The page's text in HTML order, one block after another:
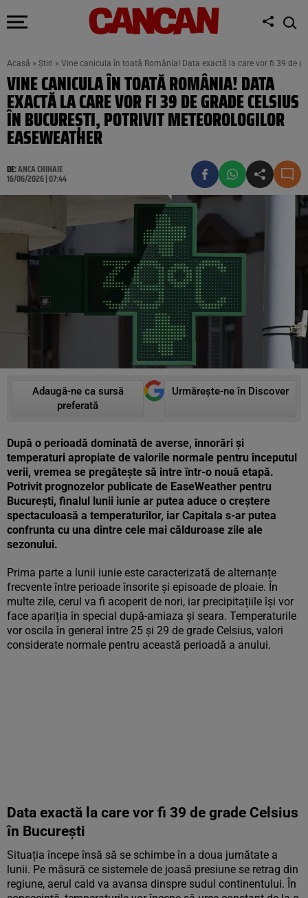
Acasă » Știri » Vine canicula în toată România! Data exactă la care vor fi 39 de
VINE CANICULA ÎN TOATĂ ROMÂNIA! DATA
EXACTĂ LA CARE VOR FI 39 DE GRADE CELSIUS
ÎN BUCUREȘTI, POTRIVIT METEOROLOGILOR
EASEWEATHER
DE:ANCA CHIHAIE
16/06/2026 | 07:44
Adaugă-ne ca sursă
preferată
Urmărește-ne în Discover
După o perioadă dominată de averse, înnorări și
temperaturi apropiate de valorile normale pentru începutul
verii, vremea se pregătește să intre într-o nouă etapă.
Potrivit prognozelor publicate de EaseWeather pentru
București, finalul lunii iunie ar putea aduce o creștere
spectaculoasă a temperaturilor, iar Capitala s-ar putea
confrunta cu una dintre cele mai călduroase zile ale
sezonului.
Prima parte a lunii iunie este caracterizată de alternanțe
frecvente între perioade însorite și episoade de ploaie. În
multe zile, cerul va fi acoperit de nori, iar precipitațiile își vor
face apariția în special după-amiaza și seara. Temperaturile
vor oscila în general între 25 și 29 de grade Celsius, valori
considerate normale pentru această perioadă a anului.
Data exactă la care vor fi 39 de grade Celsius
în București
Situația începe însă să se schimbe în a doua jumătate a
lunii. Pe măsură ce sistemele de joasă presiune se retrag din
regiune, aerul cald va avansa dinspre sudul continentului. În